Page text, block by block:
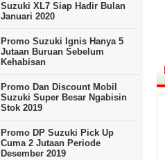
Suzuki XL7 Siap Hadir Bulan
Januari 2020
Promo Suzuki Ignis Hanya 5
Jutaan Buruan Sebelum
Kehabisan
Promo Dan Discount Mobil
Suzuki Super Besar Ngabisin
Stok 2019
Promo DP Suzuki Pick Up
Cuma 2 Jutaan Periode
Desember 2019